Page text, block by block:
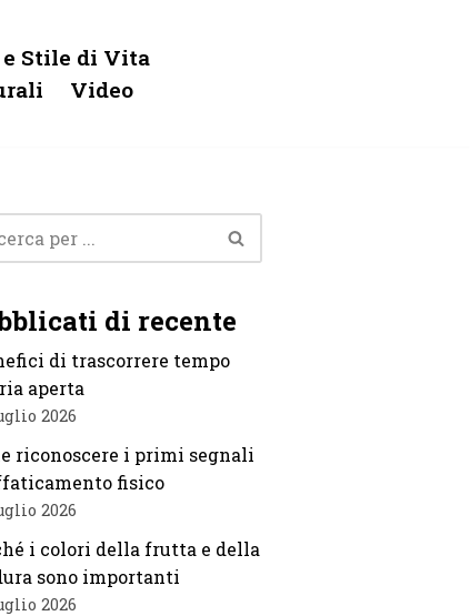
e Stile di Vita
Video
di recente
di trascorrere tempo
aperta
2026
riconoscere i primi segnali
fisico
2026
i colori della frutta e della
sono importanti
2026